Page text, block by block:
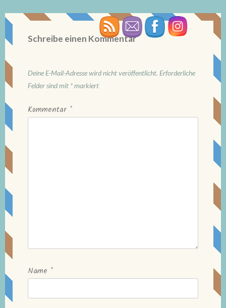
Schreibe einen Kommentar
Deine E-Mail-Adresse wird nicht veröffentlicht. Erforderliche
Felder sind mit *markiert
Kommentar *
Name *